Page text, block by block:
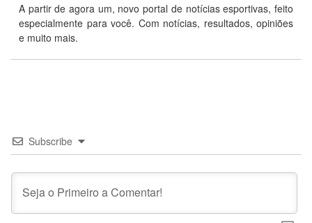
A partir de agora um, novo portal de notícias esportivas, feito
especialmente para você. Com notícias, resultados, opiniões
e muito mais.
Subscribe